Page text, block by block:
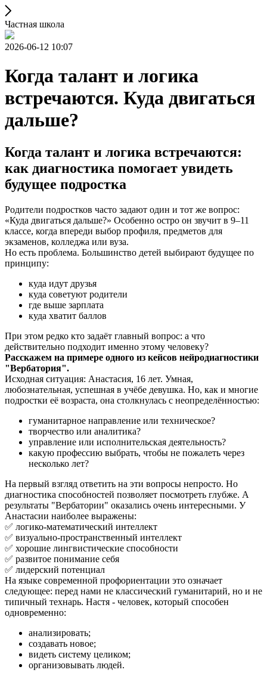
Частная школа
2026-06-12 10:07
Когда талант и логика
встречаются. Куда двигаться
дальше?
Когда талант и логика встречаются:
как диагностика помогает увидеть
будущее подростка
Родители подростков часто задают один и тот же вопрос:
«Куда двигаться дальше?» Особенно остро он звучит в 9–11
классе, когда впереди выбор профиля, предметов для
экзаменов, колледжа или вуза.
Но есть проблема. Большинство детей выбирают будущее по
принципу:
куда идут друзья
куда советуют родители
где выше зарплата
куда хватит баллов
При этом редко кто задаёт главный вопрос: а что
действительно подходит именно этому человеку?
Расскажем на примере одного из кейсов нейродиагностики
"Вербатория".
Исходная ситуация: Анастасия, 16 лет. Умная,
любознательная, успешная в учёбе девушка. Но, как и многие
подростки её возраста, она столкнулась с неопределённостью:
гуманитарное направление или техническое?
творчество или аналитика?
управление или исполнительская деятельность?
какую профессию выбрать, чтобы не пожалеть через
несколько лет?
На первый взгляд ответить на эти вопросы непросто. Но
диагностика способностей позволяет посмотреть глубже. А
результаты "Вербатории" оказались очень интересными. У
Анастасии наиболее выражены:
✅ логико-математический интеллект
✅ визуально-пространственный интеллект
✅ хорошие лингвистические способности
✅ развитое понимание себя
✅ лидерский потенциал
На языке современной профориентации это означает
следующее: перед нами не классический гуманитарий, но и не
типичный технарь. Настя - человек, который способен
одновременно:
анализировать;
создавать новое;
видеть систему целиком;
организовывать людей.